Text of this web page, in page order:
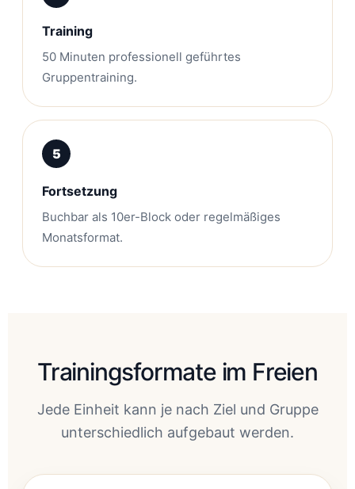
Training
50 Minuten professionell geführtes
Gruppentraining.
Fortsetzung
Buchbar als 10er-Block oder regelmäßiges
Monatsformat.
Trainingsformate im Freien
Jede Einheit kann je nach Ziel und Gruppe
unterschiedlich aufgebaut werden.